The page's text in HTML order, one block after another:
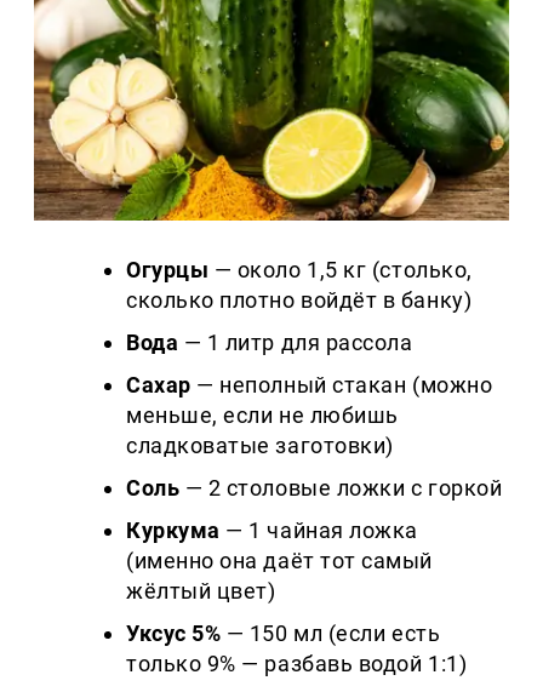
Огурцы — около 1,5 кг (столько,
сколько плотно войдёт в банку)
Вода — 1 литр для рассола
Сахар — неполный стакан (можно
меньше, если не любишь
сладковатые заготовки)
Соль — 2 столовые ложки с горкой
Куркума — 1 чайная ложка
(именно она даёт тот самый
жёлтый цвет)
Уксус 5% — 150 мл (если есть
только 9% — разбавь водой 1:1)